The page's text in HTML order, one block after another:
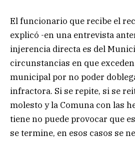
El funcionario que recibe el
explicó -en una entrevista
injerencia directa es del
circunstancias en que
municipal por no poder
infractora. Si se repite, si se
molesto y la Comuna con las
tiene no puede provocar que
se termine, en esos casos se